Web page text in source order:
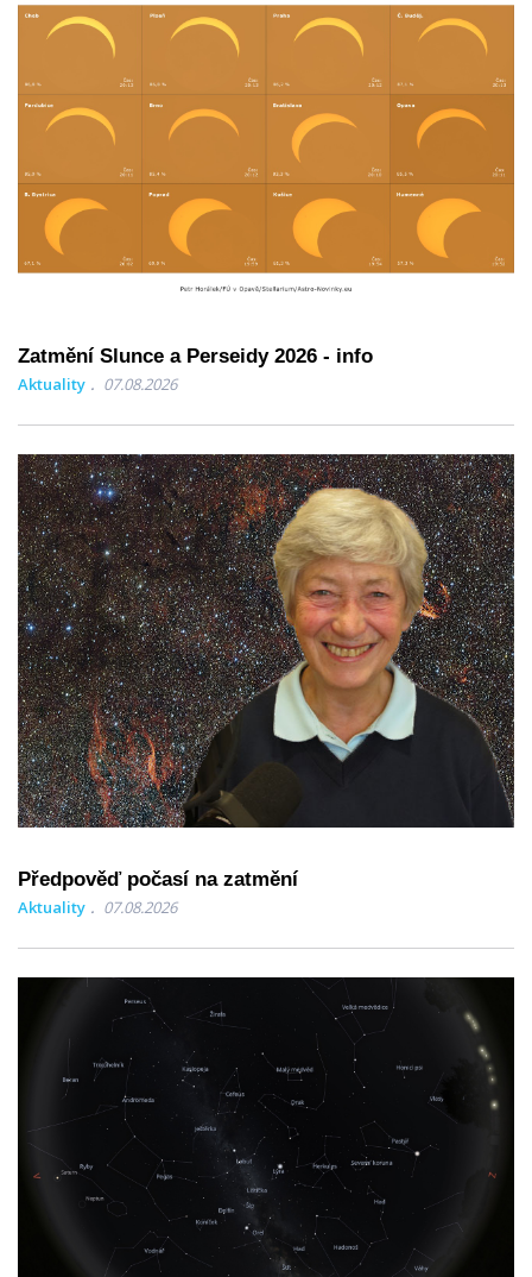
Zatmění Slunce a Perseidy 2026 - info
Aktuality 07.08.2026
Předpověď počasí na zatmění
Aktuality 07.08.2026